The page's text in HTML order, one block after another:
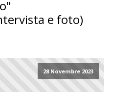
e foto)
28 Novembre 2023